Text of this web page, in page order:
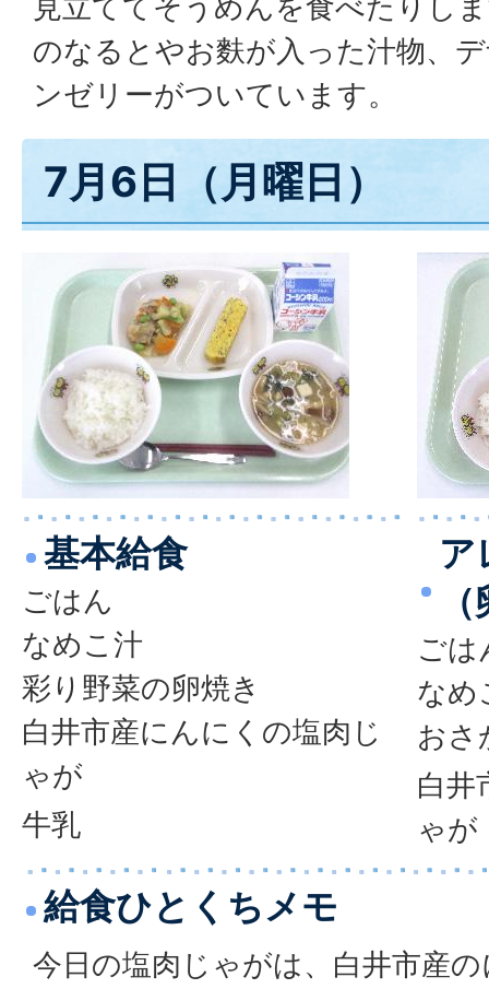
のなるとやお麩が入った汁物、
ンゼリーがついています。
7月6日（月曜日）
基本給食
ごはん
なめこ汁
彩り野菜の卵焼き
白井市産にんにくの塩肉じ
ゃが
牛乳
ア
ごは
なめ
おさ
白井
ゃが
給食ひとくちメモ
今日の塩肉じゃがは、白井市産